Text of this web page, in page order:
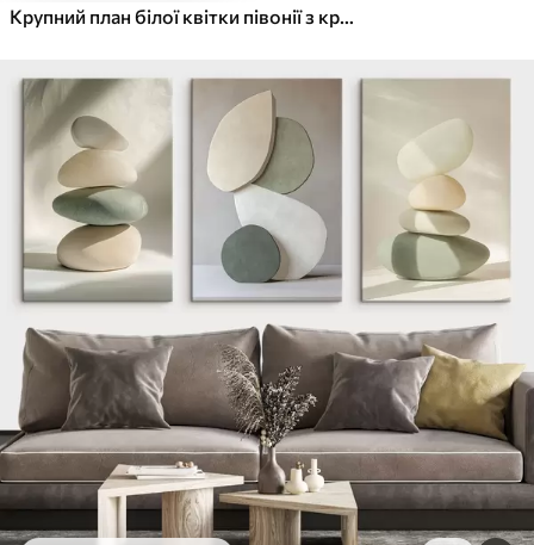
Крупний план білої квітки півонії з крапельками води на пелюстках на розмитому фоні